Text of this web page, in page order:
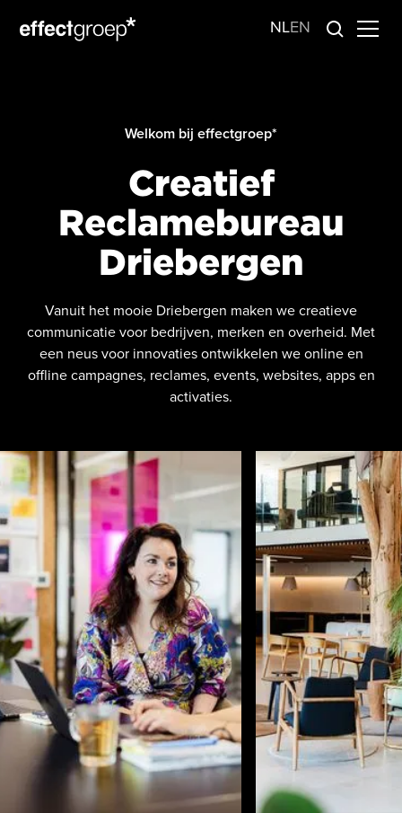
NLEN
Welkom bij effectgroep*
Creatief
Reclamebureau
Driebergen
Vanuit het mooie Driebergen maken we creatieve
communicatie voor bedrijven, merken en overheid. Met
een neus voor innovaties ontwikkelen we online en
offline campagnes, reclames, events, websites, apps en
activaties.